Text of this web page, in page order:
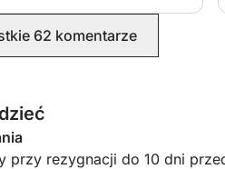
62 komentarze
przy rezygnacji do 10 dni